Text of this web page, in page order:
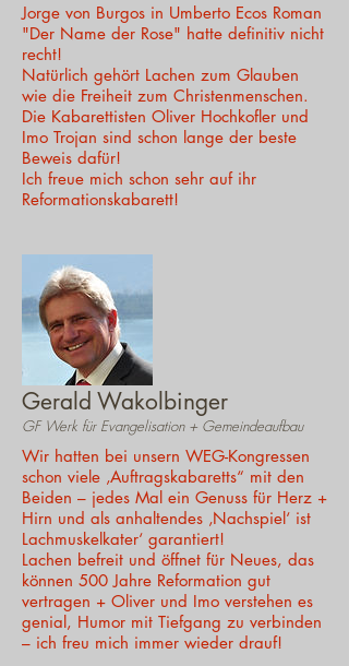
Jorge von Burgos in Umberto Ecos Roman
"Der Name der Rose" hatte definitiv nicht
recht!
Natürlich gehört Lachen zum Glauben
wie die Freiheit zum Christenmenschen.
Die Kabarettisten Oliver Hochkofler und
Imo Trojan sind schon lange der beste
Beweis dafür!
Ich freue mich schon sehr auf ihr
Reformationskabarett!
Gerald Wakolbinger
GF Werk für Evangelisation + Gemeindeaufbau
Wir hatten bei unsern WEG-Kongressen
schon viele ‚Auftragskabaretts“ mit den
Beiden – jedes Mal ein Genuss für Herz +
Hirn und als anhaltendes ‚Nachspiel‘ ist
Lachmuskelkater‘ garantiert!
Lachen befreit und öffnet für Neues, das
können 500 Jahre Reformation gut
vertragen + Oliver und Imo verstehen es
genial, Humor mit Tiefgang zu verbinden
– ich freu mich immer wieder drauf!